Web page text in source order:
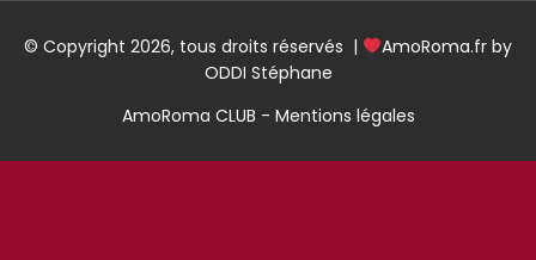
© Copyright 2026, tous droits réservés |
AmoRoma.fr by
ODDI Stéphane
AmoRoma CLUB - Mentions légales